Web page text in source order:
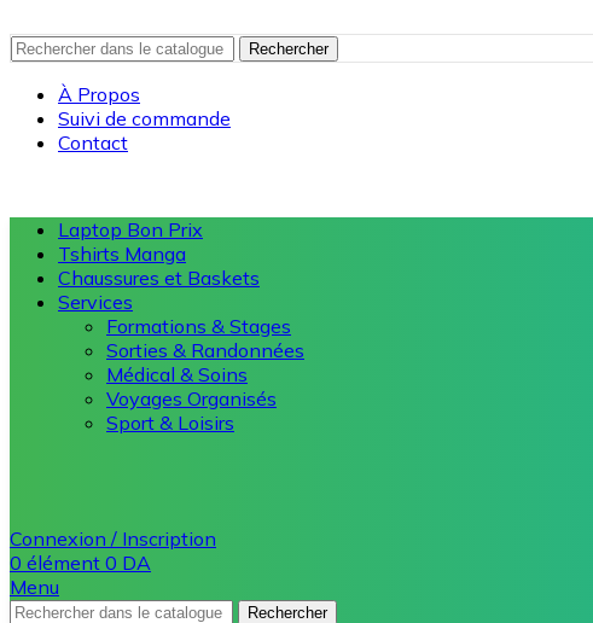
Rechercher
À Propos
Suivi de commande
Contact
Laptop Bon Prix
Tshirts Manga
Chaussures et Baskets
Services
Formations & Stages
Sorties & Randonnées
Médical & Soins
Voyages Organisés
Sport & Loisirs
Connexion / Inscription
0 élément 0 DA
Menu
Rechercher